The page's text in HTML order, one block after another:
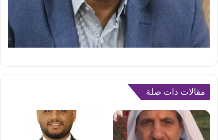
مقالات ذات صلة